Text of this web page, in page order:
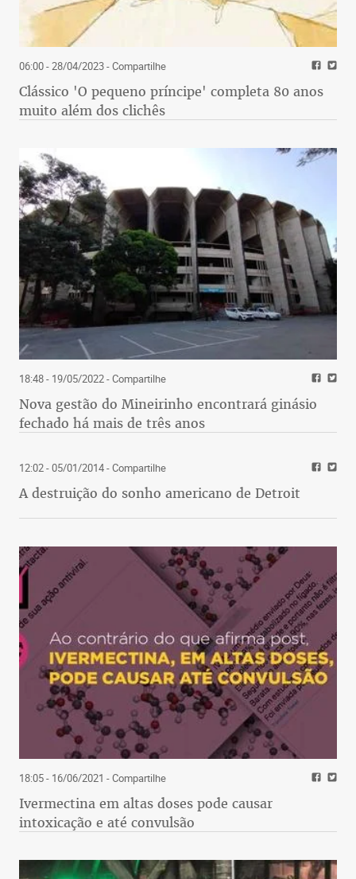
06:00 - 28/04/2023- Compartilhe
Clássico 'O pequeno príncipe' completa 80 anos
muito além dos clichês
18:48 - 19/05/2022- Compartilhe
Nova gestão do Mineirinho encontrará ginásio
fechado há mais de três anos
12:02 - 05/01/2014- Compartilhe
A destruição do sonho americano de Detroit
18:05 - 16/06/2021 - Compartilhe
Ivermectina em altas doses pode causar
intoxicação e até convulsão